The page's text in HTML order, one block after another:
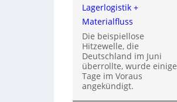
Lagerlogistik +
Materialfluss
Die beispiellose
Hitzewelle, die
Deutschland im Juni
überrollte, wurde einige
Tage im Voraus
angekündigt.